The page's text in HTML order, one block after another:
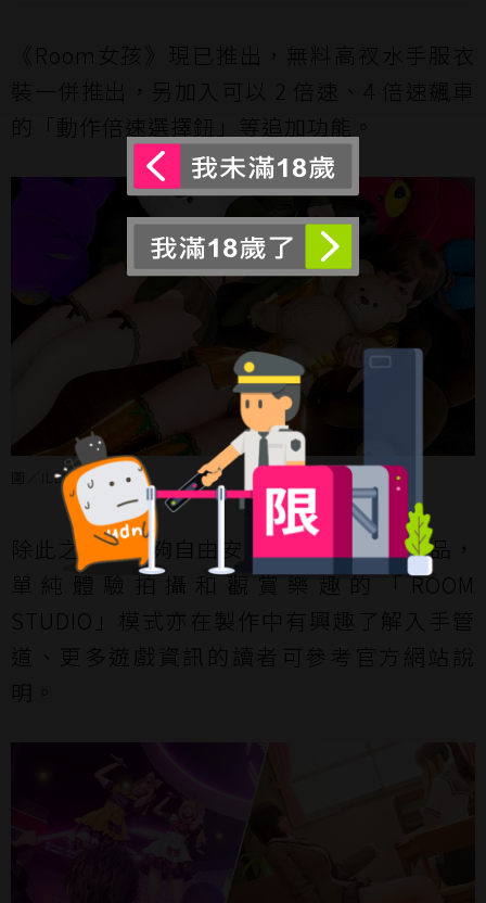
《Room女孩》現已推出，無料高衩水手服衣
裝一併推出，另加入可以 2 倍速、4 倍速飆車
的「動作倍速選擇鈕」等追加功能。
圖／ILLUSION
除此之外，能夠自由安排角色、地圖和物品，
單純體驗拍攝和觀賞樂趣的「ROOM
STUDIO」模式亦在製作中有興趣了解入手管
道、更多遊戲資訊的讀者可參考官方網站說
明。